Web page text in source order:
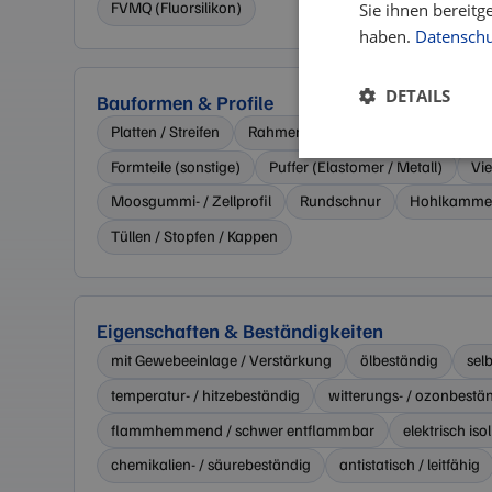
FVMQ (Fluorsilikon)
Bauformen & Profile
Platten / Streifen Rahmen / Zuschnitte
Formteile (sonstige)
Puffer (Elastomer / Metall)
Moosgummi- / Zellprofil
Rundschnur
Tüllen / Stopfen / Kappen
Eigenschaften & Beständigkeiten
mit Gewebeeinlage / Verstärkung ölbeständig
temperatur- / hitzebeständig
witterungs- /
flammhemmend / schwer entflammbar
elektrisch
chemikalien- / säurebeständig
antistatisch / leitfähig
Sie ihnen
haben.
DETAILS
erforderlich
Unbedingt
Kontoverwaltung.
Name
CookieScriptConsent